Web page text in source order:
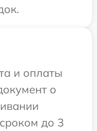
и оплаты
о
до 3